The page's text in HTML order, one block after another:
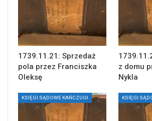
1739.11.21: Sprzedaż
pola przez Franciszka
Oleksę
z domu
Nykla
KSIĘGI SĄDOWE KAŃCZUGI KSIĘGI